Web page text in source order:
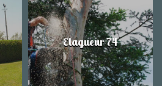
Elagueur 74